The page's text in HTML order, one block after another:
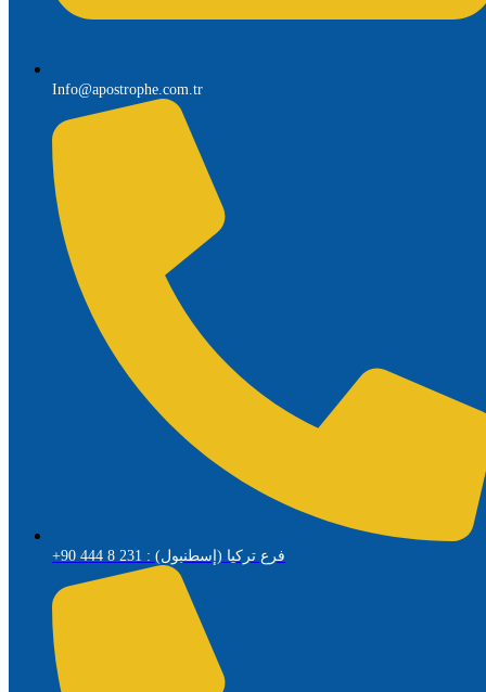
Info@apostrophe.com.tr
+90 444 8 231 : فرع تركيا (إسطنبول)